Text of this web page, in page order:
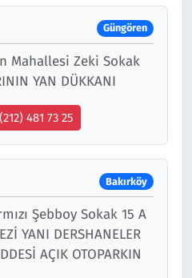
Güngören
Mahallesi Zeki Sokak
YAN DÜKKANI
481 73 25
Bakırköy
Şebboy Sokak 15 A
YANI DERSHANELER
AÇIK OTOPARKIN